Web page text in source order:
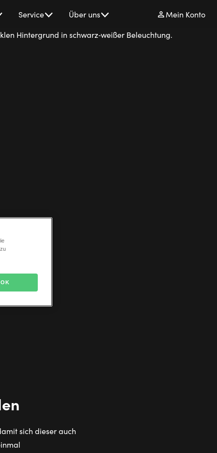
Service Über uns Mein Konto
sich dieser auch
OK